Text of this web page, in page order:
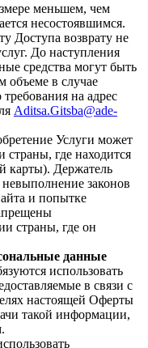
меньшем, чем
несостоявшимся.
Доступа возврату не
До наступления
средства могут быть
объеме в случае
на адрес
Aditsa.Gitsba@ade-
Услуги может
страны, где находится
карты). Держатель
невыполнение законов
и попытке
страны, где он
данные
использовать
в связи с
настоящей Оферты
такой информации,